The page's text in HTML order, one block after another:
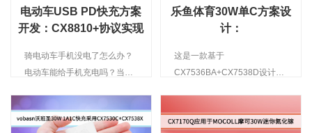
电动车USB PD快充方案
开发：CX8810+协议实现
骑电动车手机没电了怎么办？
电动车能给手机充电吗？当然
&amp;amp;amp;amp;amp;amp;amp;amp;amp;amp;amp;amp;amp;lt;br/
乐鱼体育30W单C方案设
计：
这是一款基于
CX7536BA+CX7538D设计的
步整流CX7538D和协议芯片